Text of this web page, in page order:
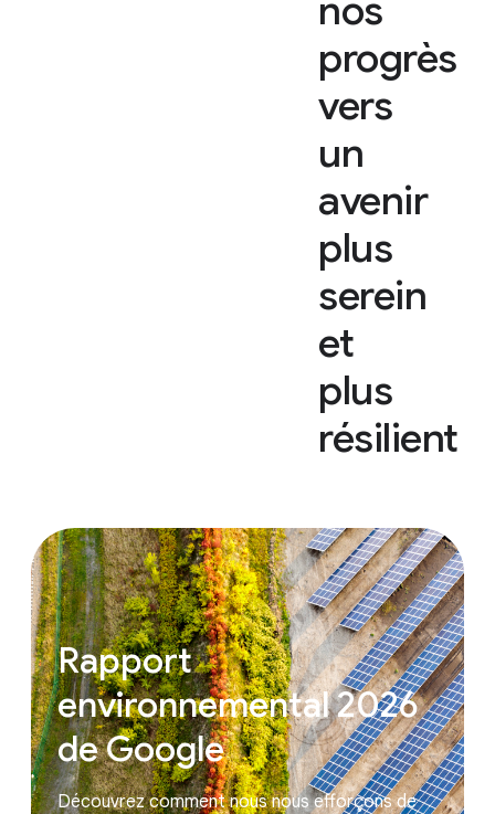
nos
progrès
vers
un
avenir
plus
serein
et
plus
résilient
Rapport
environnemental 2026
de Google
Découvrez comment nous nous efforçons de